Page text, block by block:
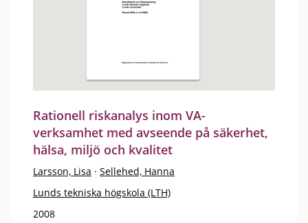
Rationell riskanalys inom VA-
verksamhet med avseende på säkerhet,
hälsa, miljö och kvalitet
Larsson, Lisa · Sellehed, Hanna
Lunds tekniska högskola (LTH)
2008